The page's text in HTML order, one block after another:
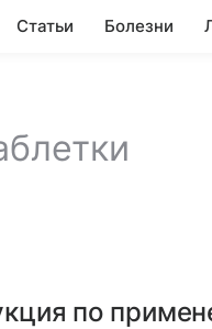
Статьи Болезни
по